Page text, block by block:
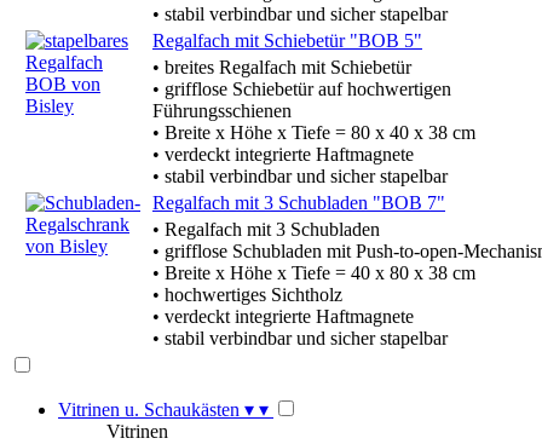
• stabil verbindbar und sicher stapelbar
Regalfach mit Schiebetür "BOB 5"
• breites Regalfach mit Schiebetür
• grifflose Schiebetür auf hochwertigen
Führungsschienen
• Breite x Höhe x Tiefe = 80 x 40 x 38 cm
• verdeckt integrierte Haftmagnete
• stabil verbindbar und sicher stapelbar
Regalfach mit 3 Schubladen "BOB 7"
• Regalfach mit 3 Schubladen
• grifflose Schubladen mit Push-to-open-
• Breite x Höhe x Tiefe = 40 x 80 x 38 cm
• hochwertiges Sichtholz
• verdeckt integrierte Haftmagnete
• stabil verbindbar und sicher stapelbar
Vitrinen u. Schaukästen ▾ ▾
Vitrinen